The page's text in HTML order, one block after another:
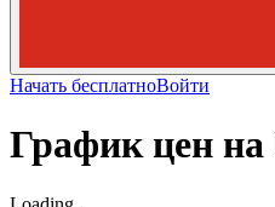
Начать бесплатноВойти
График цен на